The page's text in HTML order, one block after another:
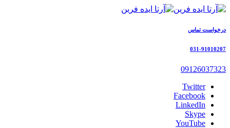
درخواست تماس
031-91010207
09126037323
Twitter
Facebook
LinkedIn
Skype
YouTube